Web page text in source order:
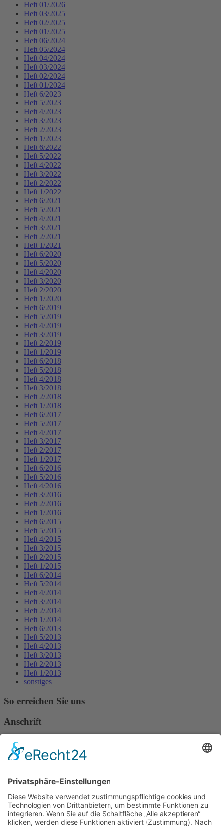
Heft 01/2026
Heft 03/2025
Heft 02/2025
Heft 01/2025
Heft 06/2024
Heft 05/2024
Heft 04/2024
Heft 03/2024
Heft 02/2024
Heft 01/2024
Heft 6/2023
Heft 5/2023
Heft 4/2023
Heft 3/2023
Heft 2/2023
Heft 1/2023
Heft 6/2022
Heft 5/2022
Heft 4/2022
Heft 3/2022
Heft 2/2022
Heft 1/2022
Heft 6/2021
Heft 5/2021
Heft 4/2021
Heft 3/2021
Heft 2/2021
Heft 1/2021
Heft 6/2020
Heft 5/2020
Heft 4/2020
Heft 3/2020
Heft 2/2020
Heft 1/2020
Heft 6/2019
Heft 5/2019
Heft 4/2019
Heft 3/2019
Heft 2/2019
Heft 1/2019
Heft 6/2018
Heft 5/2018
Heft 4/2018
Heft 3/2018
Heft 2/2018
Heft 1/2018
Heft 6/2017
Heft 5/2017
Heft 4/2017
Heft 3/2017
Heft 2/2017
Heft 1/2017
Heft 6/2016
Heft 5/2016
Heft 4/2016
Heft 3/2016
Heft 2/2016
Heft 1/2016
Heft 6/2015
Heft 5/2015
Heft 4/2015
Heft 3/2015
Heft 2/2015
Heft 1/2015
Heft 6/2014
Heft 5/2014
Heft 4/2014
Heft 3/2014
Heft 2/2014
Heft 1/2014
Heft 6/2013
Heft 5/2013
Heft 4/2013
Heft 3/2013
Heft 2/2013
Heft 1/2013
sonstiges
So erreichen Sie uns
Anschrift
Verband Deutscher Tierheilpraktiker e.V.
Verbandsverwaltung
Am Rosenbraken 12
E-Mail
Diese E-Mail-Adresse ist vor Spambots geschützt! Zur Anzeige
muss JavaScript eingeschaltet sein!